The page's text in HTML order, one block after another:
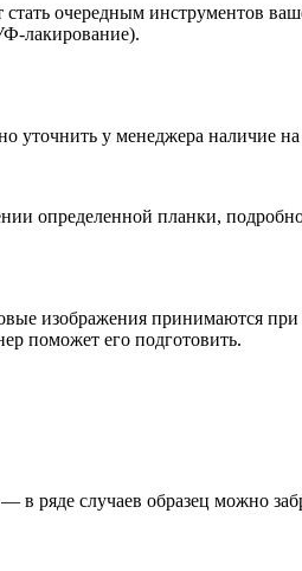
очередным инструментов
лакирование).
уточнить у менеджера наличие на
определенной планки,
изображения принимаются при
поможет его подготовить.
ряде случаев образец можно